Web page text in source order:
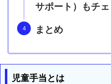
サポート）もチェ
まとめ
児童手当とは